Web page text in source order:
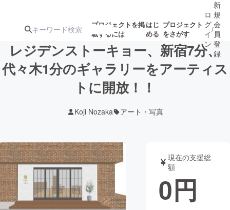
プロジェクトを掲
載するには
はじ
める
プロジェクト
をさがす
注目の新着プロ募集終了が近いプ
テクノロジー・ガジェット
映像・映画 書籍・雑誌
ロ
グ
イ
ン
/
新
規
会
員
登
録
レジデンストーキョー、新宿7分、
代々木1分のギャラリーをアーティス
トに開放！！
Koji Nozaka アート・写真
現在の支援総
額
0円